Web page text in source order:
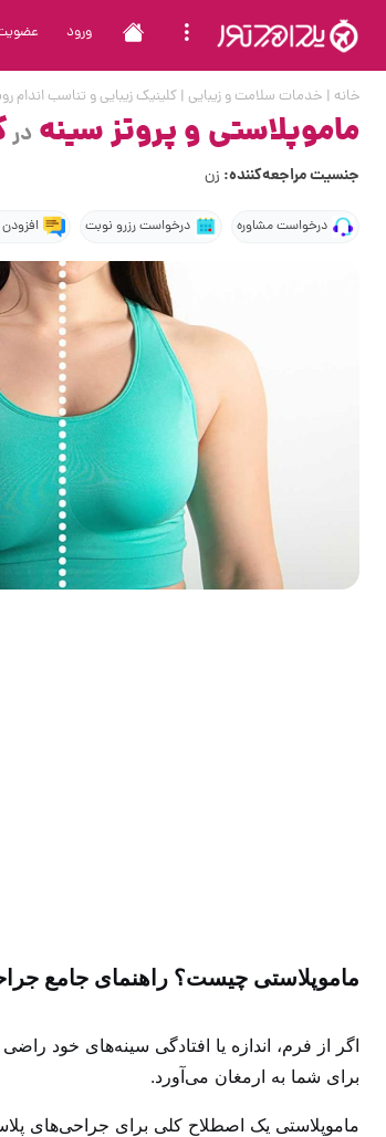
ورود
خانه | خدمات سلامت و زیبایی |کلینیک زیبایی و تناسب اندام
ماموپلاستی و پروتز سینه در
جنسیت مراجعه‌کننده: زن
درخواست مشاوره درخواست رزرو نوبت
ماموپلاستی چیست؟ راهنمای جامع
اگر از فرم، اندازه یا افتادگی سینه‌های خود راضی
برای شما به ارمغان می‌آورد.
ماموپلاستی یک اصطلاح کلی برای جراحی‌های